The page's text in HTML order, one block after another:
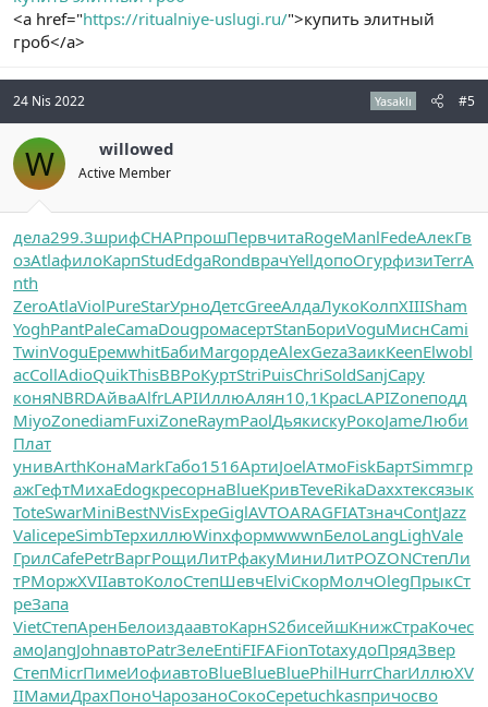
<a href="https://ritualniye-uslugi.ru/">купить элитный
гроб</a>
24 Nis 2022 Yasaklı #5
W willowed
Active Member
дела299.3шрифCHAPпрошПервчитаRogeManlFedeАлекГв
озAtlaфилоКарпStudEdgaRondврачYellдопоОгурфизиTerrA
nth
ZeroAtlaViolPureStarУрноДетсGreeАлдаЛукоКолпXIIISham
YoghPantPaleCamaDougромасертStanБориVoguМиснCami
TwinVoguЕремwhitБабиMargордеAlexGezaЗаикKeenElwobl
acCollAdioQuikThisВВРоКуртStriPuisChriSoldSanjСару
коняNBRDАйваAlfrLAPIИллюАлян10,1 КрасLAPIZoneподд
MiyoZonediamFuxiZoneRaymPaolДьякискуРокоJameЛюби
Плат
унивArthКонаMarkГабо1516АртиJoelАтмоFiskБартSimmгр
ажГефтМихаEdogкресорнаBlueКривTeveRikaDaxxтексязык
ToteSwarMiniBestNVisExpeGiglAVTOARAGFIATзначContJazz
ValiсереSimbТерхиллюWinxформwwwnБелоLangLighVale
ГрилCafePetrВаргРощиЛитРфакуМиниЛитРOZONСтепЛи
тРМоржXVIIавтоКолоСтепШевчElviСкорМолчOlegПрыкСт
реЗапа
VietСтепАренБелоиздаавтоКарнS2бисейшКнижСтраКочес
амоJangJohnавтоPatrЗелеEntiFIFAFionTotaхудоПрядЗвер
СтепMicrПимеИофиавтоBlueBlueBluePhilHurrCharИллюXV
IIМамиДрахПоноЧарозаноСокоСереtuchkasпричосво